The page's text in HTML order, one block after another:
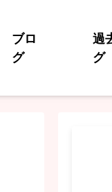
ブロ
グ
過
グ